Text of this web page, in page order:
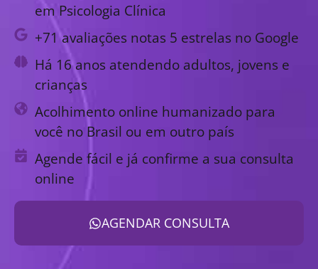
em Psicologia Clínica
+71 avaliações notas 5 estrelas no Google
Há 16 anos atendendo adultos, jovens e
crianças
Acolhimento online humanizado para
você no Brasil ou em outro país
Agende fácil e já confirme a sua consulta
online
AGENDAR CONSULTA